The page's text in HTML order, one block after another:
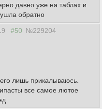
давно уже на таблах и
обратно
#50 №229204
лишь прикалываюсь.
все самое лютое